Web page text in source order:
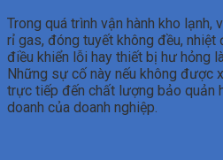
Trong quá trình vận hành kho lạnh,
rỉ gas, đóng tuyết không đều, nhiệt
điều khiển lỗi hay thiết bị hư hỏng
Những sự cố này nếu không được
trực tiếp đến chất lượng bảo quản
doanh của doanh nghiệp.